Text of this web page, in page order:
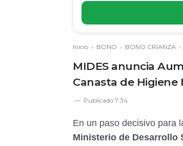
Inicio › BONO › BONO CRIANZA ›
MIDES anuncia
Canasta de Higiene
Publicado 7:34
En un paso decisivo para
Ministerio de Desarrollo